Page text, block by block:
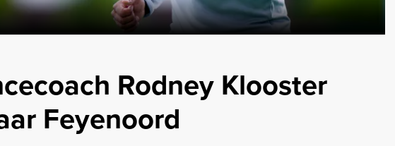
Rodney Klooster
Feyenoord